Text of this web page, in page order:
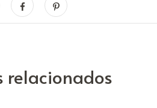
relacionados